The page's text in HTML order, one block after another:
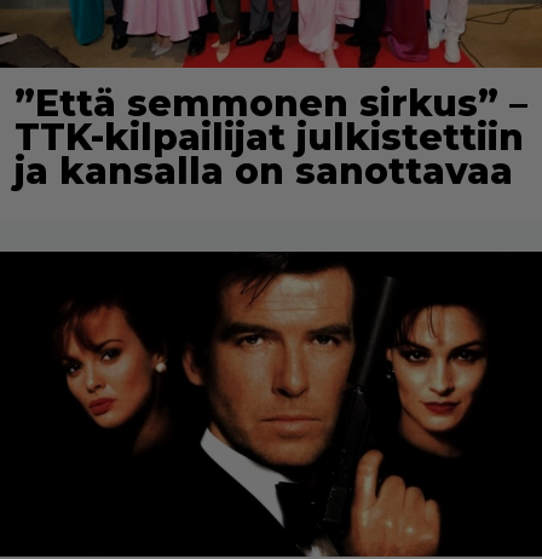
”Että semmonen sirkus” –
TTK-kilpailijat julkistettiin
ja kansalla on sanottavaa